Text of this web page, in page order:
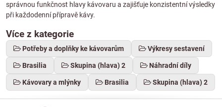
správnou funkčnost hlavy kávovaru a zajišťuje konzistentní výsledky
při každodenní přípravě kávy.
Více z kategorie
Potřeby a doplňky ke kávovarům Výkresy sestavení
Brasilia Skupina (hlava) 2 Náhradní díly
Kávovary a mlýnky Brasilia Skupina (hlava) 2